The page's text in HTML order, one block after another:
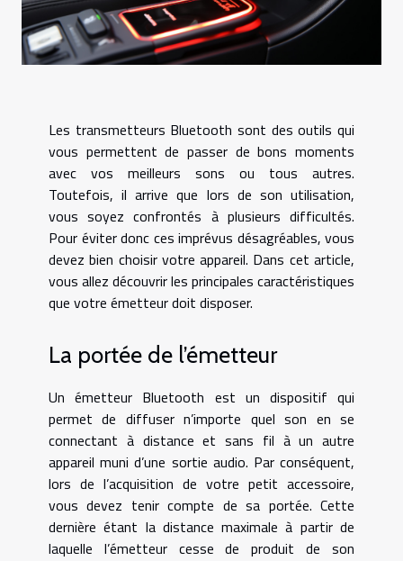
Les transmetteurs Bluetooth sont des outils qui
vous permettent de passer de bons moments
avec vos meilleurs sons ou tous autres.
Toutefois, il arrive que lors de son utilisation,
vous soyez confrontés à plusieurs difficultés.
Pour éviter donc ces imprévus désagréables, vous
devez bien choisir votre appareil. Dans cet article,
vous allez découvrir les principales caractéristiques
que votre émetteur doit disposer.
La portée de l’émetteur
Un émetteur Bluetooth est un dispositif qui
permet de diffuser n’importe quel son en se
connectant à distance et sans fil à un autre
appareil muni d’une sortie audio. Par conséquent,
lors de l’acquisition de votre petit accessoire,
vous devez tenir compte de sa portée. Cette
dernière étant la distance maximale à partir de
laquelle l’émetteur cesse de produit de son